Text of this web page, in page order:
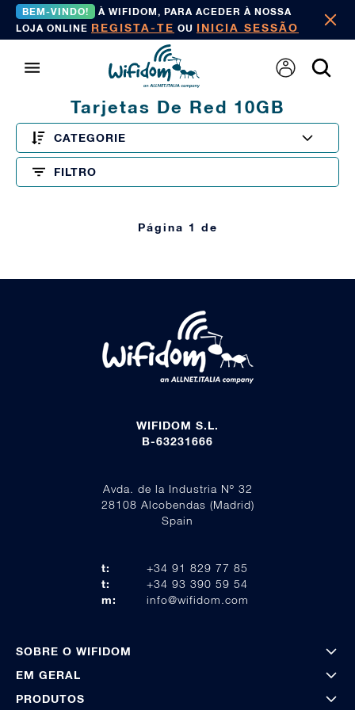
BEM-VINDO!
À WIFIDOM, PARA ACEDER À NOSSA
LOJA ONLINE REGISTA-TE OU INICIA SESSÃO
Tarjetas De Red 10GB
CATEGORIE
FILTRO
Página 1 de
WIFIDOM S.L.
B-63231666
Avda. de la Industria Nº 32
28108 Alcobendas (Madrid)
Spain
t:
+34 91 829 77 85
t:
+34 93 390 59 54
m:
info@wifidom.com
SOBRE O WIFIDOM
EM GERAL
PRODUTOS